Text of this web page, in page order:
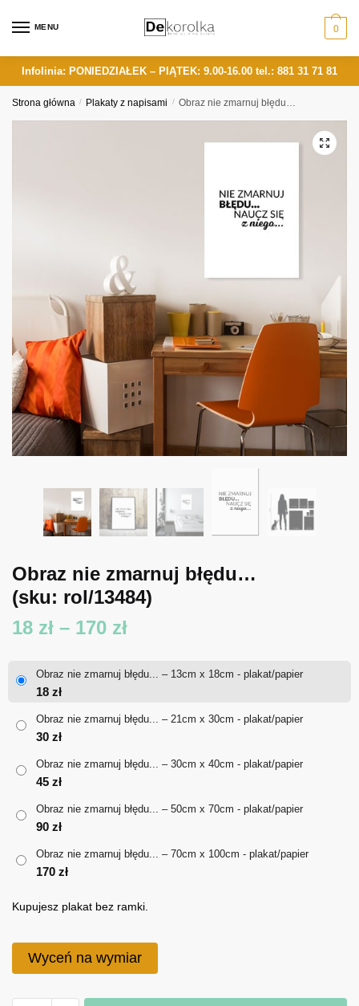
MENU 0
Infolinia: PONIEDZIAŁEK – PIĄTEK: 9.00-16.00 tel.: 881 31 71 81
Strona główna / Plakaty z napisami / Obraz nie zmarnuj błędu…
Obraz nie zmarnuj błędu…
(sku: rol/13484)
18 zł – 170 złZakres
od
18 zł
Obraz nie zmarnuj błędu... – 13cm x 18cm - plakat/papier
18 zł
Obraz nie zmarnuj błędu... – 21cm x 30cm - plakat/papier
30 zł
Obraz nie zmarnuj błędu... – 30cm x 40cm - plakat/papier
45 zł
Obraz nie zmarnuj błędu... – 50cm x 70cm - plakat/papier
90 zł
Obraz nie zmarnuj błędu... – 70cm x 100cm - plakat/papier
170 zł
Kupujesz plakat bez ramki.
Wyceń na wymiar